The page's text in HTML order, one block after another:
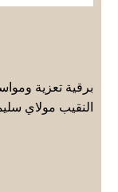
برقية تعزية
النقيب مولاي